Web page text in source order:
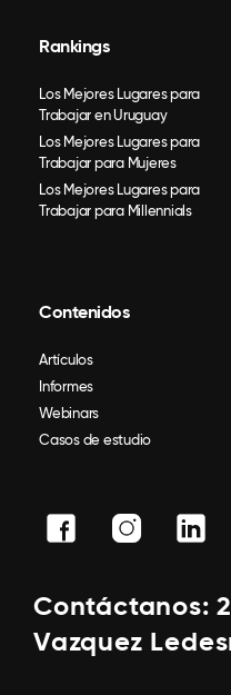
Rankings
Los Mejores Lugares para
Trabajar en Uruguay
Los Mejores Lugares para
Trabajar para Mujeres
Los Mejores Lugares para
Trabajar para Millennials
Contenidos
Artículos
Informes
Webinars
Casos de estudio
Contáctanos:
Vazquez